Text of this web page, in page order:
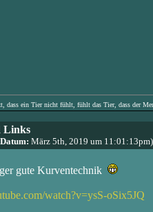
dass ein Tier nicht fühlt, fühlt das Tier, dass der
Links
März 5th, 2019 um 11:01:13pm)
gute Kurventechnik
watch?v=ysS-oSix5JQ